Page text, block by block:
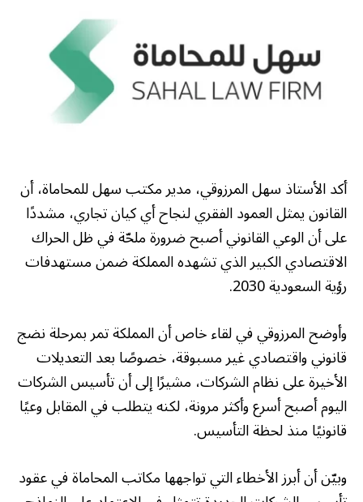
أكد الأستاذ سهل المرزوقي، مدير مكتب سهل للمحاماة، أن
القانون يمثل العمود الفقري لنجاح أي كيان تجاري، مشددًا
على أن الوعي القانوني أصبح ضرورة ملحّة في ظل الحراك
الاقتصادي الكبير الذي تشهده المملكة ضمن مستهدفات
رؤية السعودية 2030.
وأوضح المرزوقي في لقاء خاص أن المملكة تمر بمرحلة نضج
قانوني واقتصادي غير مسبوقة، خصوصًا بعد التعديلات
الأخيرة على نظام الشركات، مشيرًا إلى أن تأسيس الشركات
اليوم أصبح أسرع وأكثر مرونة، لكنه يتطلب في المقابل وعيًا
قانونيًا منذ لحظة التأسيس.
وبيّن أن أبرز الأخطاء التي تواجهها مكاتب المحاماة في عقود